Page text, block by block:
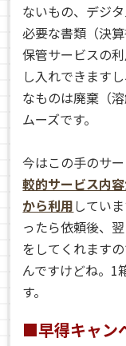
ないもの、デジ
必要な書類（決
保管サービスの
し入れできます
なものは廃棄（
ムーズです。
今はこの手のサ
較的サービス内
から利用してい
ったら依頼後、
をしてくれます
んですけどね。1
す。
■早得キャン